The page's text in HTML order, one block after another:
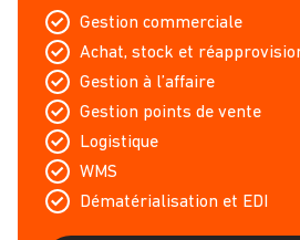
Gestion commerciale
Achat, stock et
Gestion à l’affaire
Gestion points de vente
Logistique
WMS
Dématérialisation et EDI